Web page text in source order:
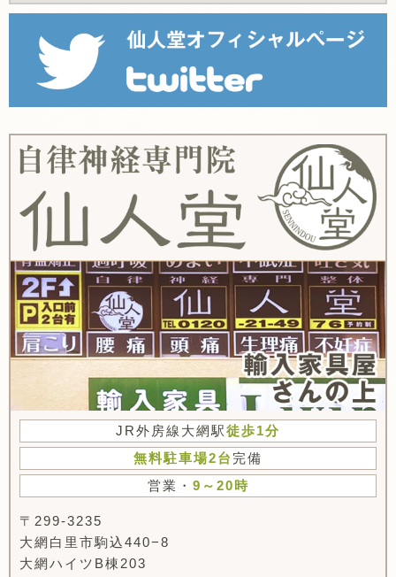
JR外房線大網駅徒歩1分
無料駐車場2台 完備
営業・ 9～20時
〒299-3235
大網白里市駒込440−8
大網ハイツB棟203